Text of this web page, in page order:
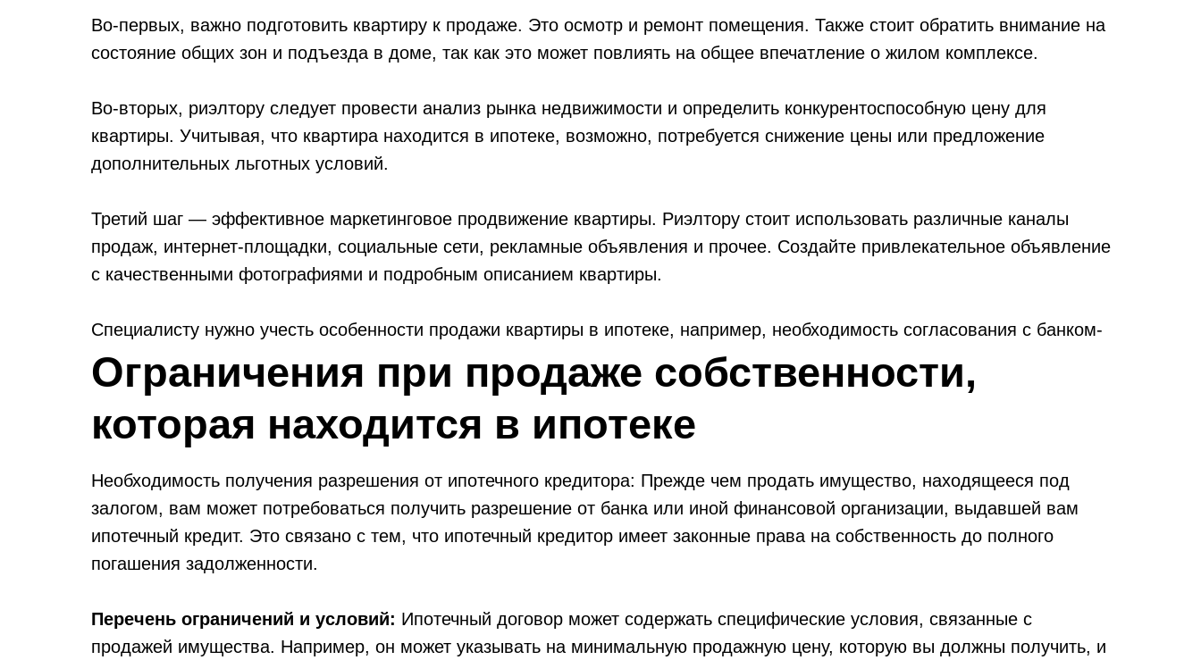
Во-первых, важно подготовить квартиру к продаже. Это осмотр и ремонт помещения. Также стоит обратить внимание на
состояние общих зон и подъезда в доме, так как это может повлиять на общее впечатление о жилом комплексе.
Во-вторых, риэлтору следует провести анализ рынка недвижимости и определить конкурентоспособную цену для
квартиры. Учитывая, что квартира находится в ипотеке, возможно, потребуется снижение цены или предложение
дополнительных льготных условий.
Третий шаг — эффективное маркетинговое продвижение квартиры. Риэлтору стоит использовать различные каналы
продаж, интернет-площадки, социальные сети, рекламные объявления и прочее. Создайте привлекательное объявление
с качественными фотографиями и подробным описанием квартиры.
Специалисту нужно учесть особенности продажи квартиры в ипотеке, например, необходимость согласования с банком-
кредитором и предоставление документов о состоянии ипотечного долга. Риэлтор обязан ответить на вопросы
покупателей о процессе погашения ипотеки и возможных ограничениях.
Ограничения при продаже собственности,
которая находится в ипотеке
Необходимость получения разрешения от ипотечного кредитора: Прежде чем продать имущество, находящееся под
залогом, вам может потребоваться получить разрешение от банка или иной финансовой организации, выдавшей вам
ипотечный кредит. Это связано с тем, что ипотечный кредитор имеет законные права на собственность до полного
погашения задолженности.
Перечень ограничений и условий: Ипотечный договор может содержать специфические условия, связанные с
продажей имущества. Например, он может указывать на минимальную продажную цену, которую вы должны получить, и